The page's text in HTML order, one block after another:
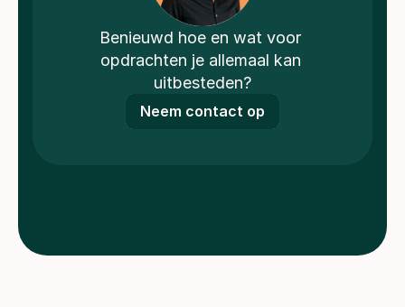
Benieuwd hoe en wat voor
opdrachten je allemaal kan
uitbesteden?
Neem contact op